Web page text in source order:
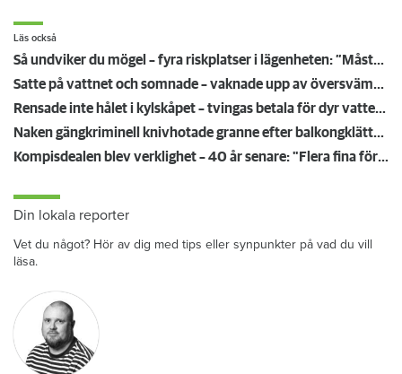
Läs också
Så undviker du mögel – fyra riskplatser i lägenheten: ”Måste städa bort”
Satte på vattnet och somnade – vaknade upp av översvämning hos grannen
Rensade inte hålet i kylskåpet – tvingas betala för dyr vattenskada
Naken gängkriminell knivhotade granne efter balkongklättring
Kompisdealen blev verklighet – 40 år senare: "Flera fina fördelar med att dela bostad"
Din lokala reporter
Vet du något? Hör av dig med tips eller synpunkter på vad du vill
läsa.